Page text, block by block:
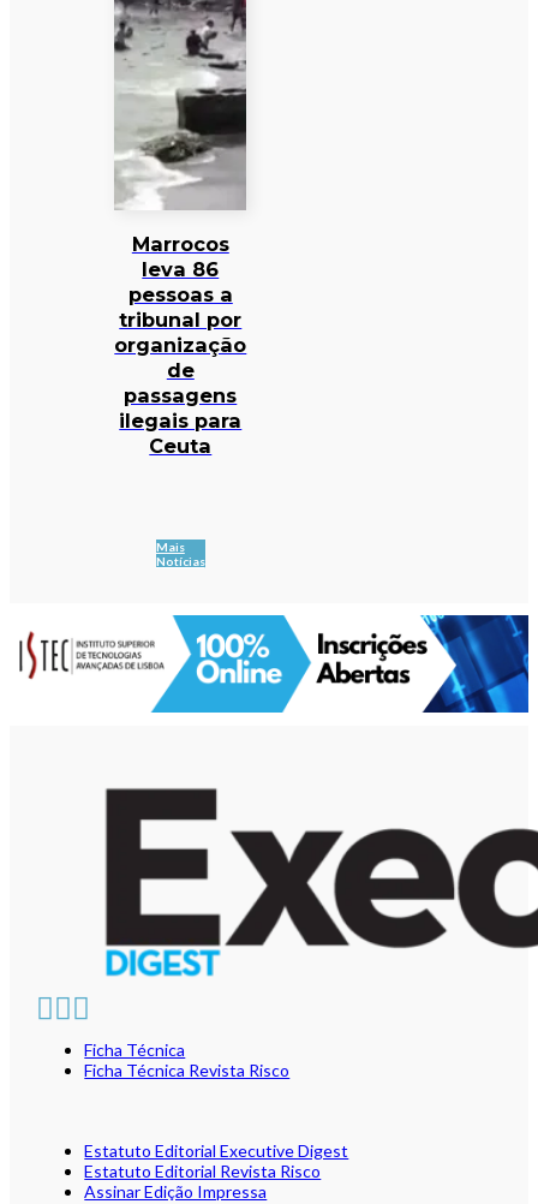
Marrocos
leva 86
pessoas a
tribunal por
organização
de
passagens
ilegais para
Ceuta
Mais
Notícias
Ficha Técnica
Ficha Técnica Revista Risco
Estatuto Editorial Executive Digest
Estatuto Editorial Revista Risco
Assinar Edição Impressa